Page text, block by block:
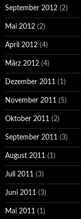
September 2012 (2)
Mai 2012 (2)
April 2012 (4)
März 2012 (4)
Dezember 2011 (1)
November 2011 (5)
Oktober 2011 (2)
September 2011 (3)
August 2011 (1)
Juli 2011 (3)
Juni 2011 (3)
Mai 2011 (1)